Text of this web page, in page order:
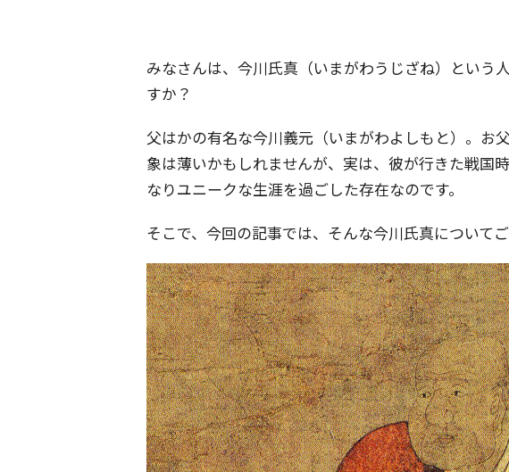
みなさんは、今川氏真（いまがわうじざね）という
すか？
父はかの有名な今川義元（いまがわよしもと）。お
象は薄いかもしれませんが、実は、彼が行きた戦国
なりユニークな生涯を過ごした存在なのです。
そこで、今回の記事では、そんな今川氏真についてご